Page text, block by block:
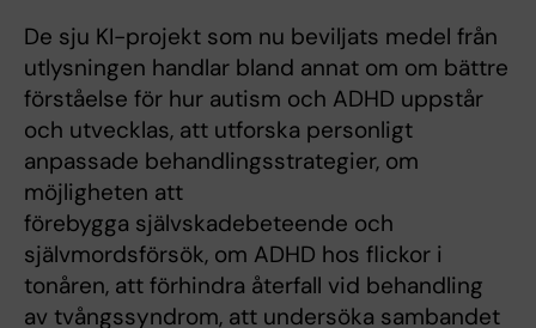
De sju KI-projekt som nu beviljats medel från
utlysningen handlar bland annat om om bättre
förståelse för hur autism och ADHD uppstår
och utvecklas, att utforska personligt
anpassade behandlingsstrategier, om
möjligheten att
förebygga självskadebeteende och
självmordsförsök, om ADHD hos flickor i
tonåren, att förhindra återfall vid behandling
av tvångssyndrom, att undersöka sambandet